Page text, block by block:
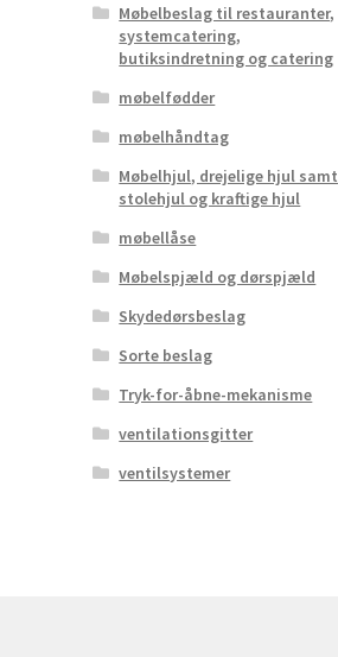
Møbelbeslag til restauranter,
systemcatering,
butiksindretning og catering
møbelfødder
møbelhåndtag
Møbelhjul, drejelige hjul samt
stolehjul og kraftige hjul
møbellåse
Møbelspjæld og dørspjæld
Skydedørsbeslag
Sorte beslag
Tryk-for-åbne-mekanisme
ventilationsgitter
ventilsystemer